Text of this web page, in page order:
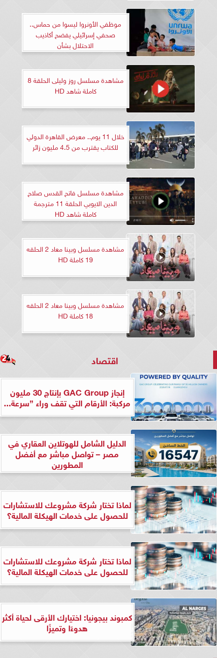
موظفي الأونروا ليسوا من حماس..
صحفي إسرائيلي يفضح أكاذيب
الاحتلال بشأن
مشاهدة مسلسل روز وليلى الحلقة 8
كاملة شاهد HD
خلال 11 يوم.. معرض القاهرة الدولي
للكتاب يقترب من 4.5 مليون زائر
مشاهدة مسلسل فاتح القدس صلاح
الدين الايوبي الحلقة 11 مترجمة
كاملة شاهد HD
مشاهدة مسلسل وبينا معاد 2 الحلقه
19 كاملة HD
مشاهدة مسلسل وبينا معاد 2 الحلقه
18 كاملة HD
اقتصاد
إنجاز GAC Group بإنتاج 30 مليون
مركبة: الأرقام التي تقف وراء ”سرعة...
الدليل الشامل للهوتلاين العقاري في
مصر – تواصل مباشر مع أفضل
المطورين
لماذا تختار شركة مشروعك للاستشارات
للحصول على خدمات الهيكلة المالية؟
لماذا تختار شركة مشروعك للاستشارات
للحصول على خدمات الهيكلة المالية؟
كمبوند بيجونيا: اختيارك الأرقى لحياة أكثر
هدوءًا وتميزًا